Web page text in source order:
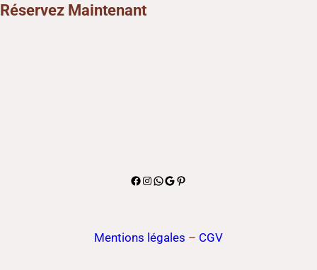
Aller
Réservez Maintenant
Facebook
Instagram
WhatsApp
Google
Pinterest
Mentions légales – CGV